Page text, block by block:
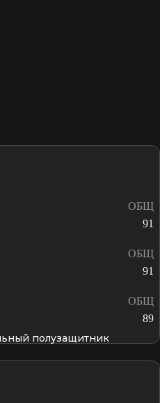
ОБЩ
91
ОБЩ
91
ОБЩ
89
полузащитник